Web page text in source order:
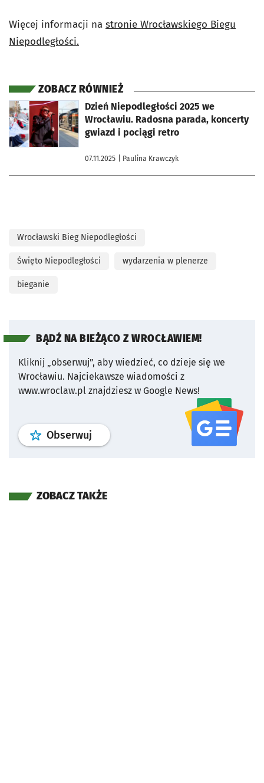
Więcej informacji na stronie Wrocławskiego Biegu
Niepodległości.
ZOBACZ RÓWNIEŻ
Dzień Niepodległości 2025 we
Wrocławiu. Radosna parada, koncerty
gwiazd i pociągi retro
07.11.2025 | Paulina Krawczyk
otworzy się w nowej karcie
Wrocławski Bieg Niepodległości
Święto Niepodległości wydarzenia w plenerze
bieganie
BĄDŹ NA BIEŻĄCO Z WROCŁAWIEM!
Kliknij „obserwuj”, aby wiedzieć, co dzieje się we
Wrocławiu. Najciekawsze wiadomości z
www.wroclaw.pl znajdziesz w Google News!
Obserwuj profil serwisu
ZOBACZ TAKŻE